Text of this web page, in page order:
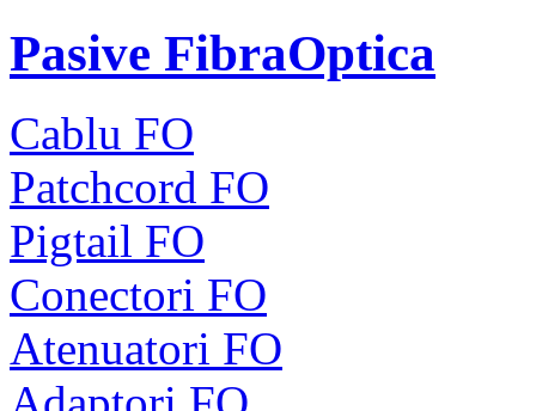
Pasive FibraOptica
Cablu FO
Patchcord FO
Pigtail FO
Conectori FO
Atenuatori FO